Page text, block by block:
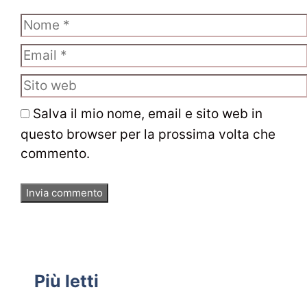
Nome
Email
Sito
web
Salva il mio nome, email e sito web in
questo browser per la prossima volta che
commento.
Più letti